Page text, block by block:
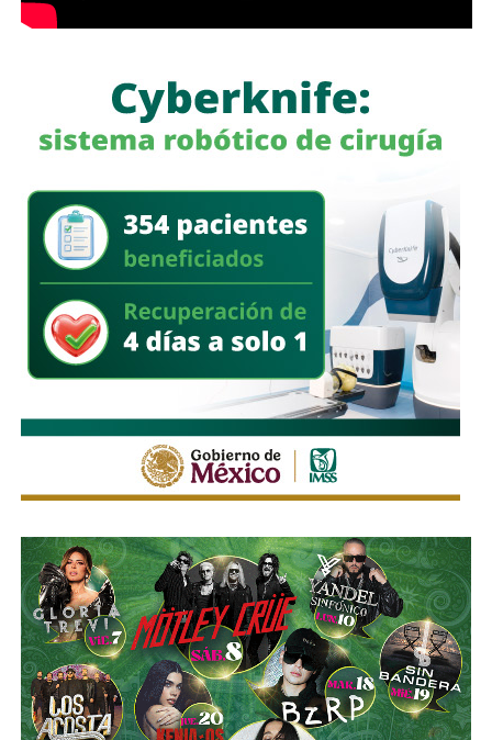
madres y padres de familia, personas adultas mayores y
comunitarios en favor del bienestar social.